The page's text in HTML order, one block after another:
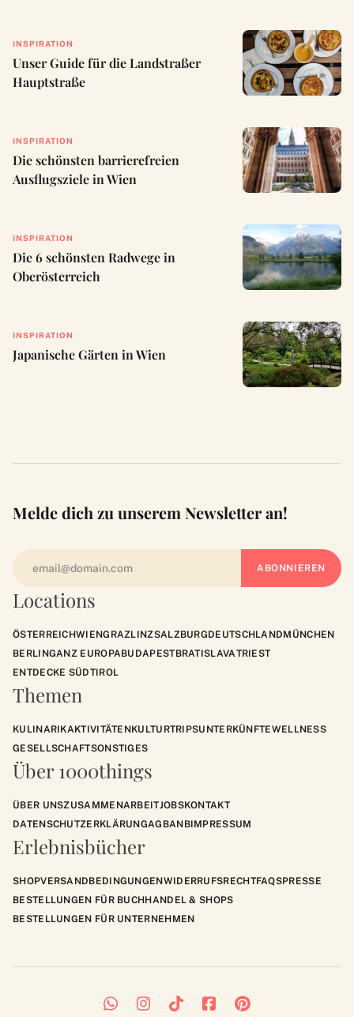
INSPIRATION
Unser Guide für die Landstraßer
Hauptstraße
INSPIRATION
Die schönsten barrierefreien
Ausflugsziele in Wien
INSPIRATION
Die 6 schönsten Radwege in
Oberösterreich
INSPIRATION
Japanische Gärten in Wien
Locations
ÖSTERREICHWIENGRAZLINZSALZBURGDEUTSCHLANDMÜNCHEN
BERLINGANZ EUROPABUDAPESTBRATISLAVATRIEST
ENTDECKE SÜDTIROL
Themen
KULINARIKAKTIVITÄTENKULTURTRIPSUNTERKÜNFTEWELLNESS
GESELLSCHAFTSONSTIGES
Über 1000things
ÜBER UNSZUSAMMENARBEITJOBSKONTAKT
DATENSCHUTZERKLÄRUNGAGBANBIMPRESSUM
Erlebnisbücher
SHOPVERSANDBEDINGUNGENWIDERRUFSRECHTFAQSPRESSE
BESTELLUNGEN FÜR BUCHHANDEL & SHOPS
BESTELLUNGEN FÜR UNTERNEHMEN
Melde dich zu unserem Newsletter an!